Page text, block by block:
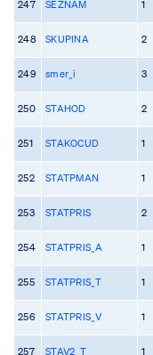
247 SEZNAM 1
248 SKUPINA 2
249 smer_i 3
250 STAHOD 2
251 STAKOCUD 1
252 STATPMAN 1
253 STATPRIS 2
254 STATPRIS_A 1
255 STATPRIS_T 1
256 STATPRIS_V 1
257 STAV2_T 1